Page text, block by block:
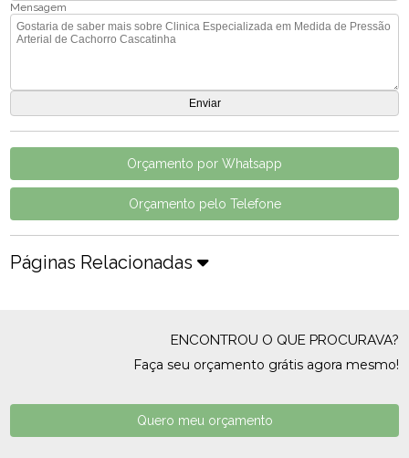
Mensagem
Orçamento por Whatsapp
Orçamento pelo Telefone
Páginas Relacionadas
ENCONTROU O QUE PROCURAVA?
Faça seu orçamento grátis agora mesmo!
Quero meu orçamento